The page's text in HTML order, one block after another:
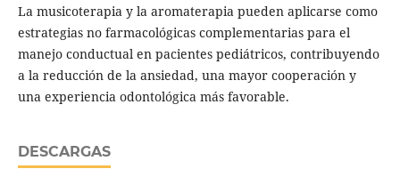
La musicoterapia y la aromaterapia pueden aplicarse como
estrategias no farmacológicas complementarias para el
manejo conductual en pacientes pediátricos, contribuyendo
a la reducción de la ansiedad, una mayor cooperación y
una experiencia odontológica más favorable.
DESCARGAS